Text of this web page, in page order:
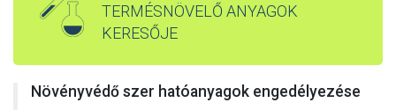
TERMÉSNÖVELŐ ANYAGOK
KERESŐJE
Növényvédő szer hatóanyagok engedélyezése